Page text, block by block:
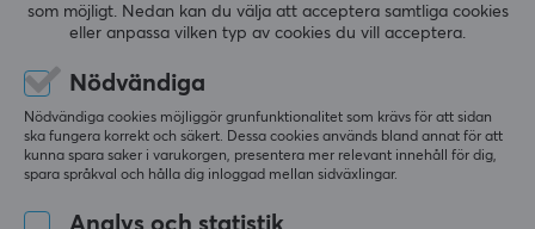
förvärvat några av de marknadsledande tillverkare
inom sin kategori som Blue Microphones, Astro Gaming
och Saitek.
SPECIFIKATIONER
ANSLUTNING
VISA MER
RECENSIONER (0) FRÅGOR OCH SVAR (0)
som möjligt. Nedan kan du välja att acceptera samtliga cookies
eller anpassa vilken typ av cookies du vill acceptera.
Nödvändiga
Nödvändiga cookies möjliggör grunfunktionalitet som krävs för att sidan
ska fungera korrekt och säkert. Dessa cookies används bland annat för att
kunna spara saker i varukorgen, presentera mer relevant innehåll för dig,
spara språkval och hålla dig inloggad mellan sidväxlingar.
Analys och statistik